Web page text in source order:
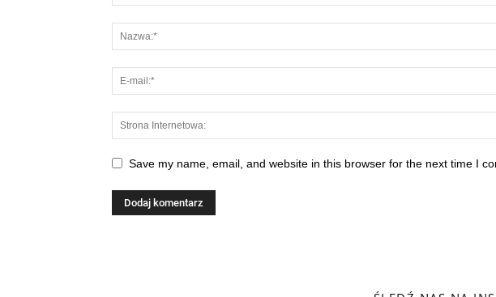
Save my name, email, and website in this browser for the next time I